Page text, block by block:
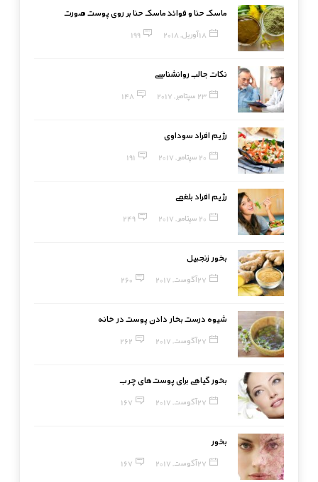
ماسک حنا و فوائد ماسک حنا بر روی پوست صورت
18 آوریل, 2018 199
نکات جالب روانشناسی
23 سپتامبر, 2017 148
رژیم افراد سوداوی
20 سپتامبر, 2017 191
رژیم افراد بلغمی
20 سپتامبر, 2017 249
بخور زنجبیل
27 آگوست, 2017 260
شیوه درست بخار دادن پوست در خانه
27 آگوست, 2017 262
بخور گیاهی برای پوست‌های چرب
27 آگوست, 2017 167
بخور
27 آگوست, 2017 167